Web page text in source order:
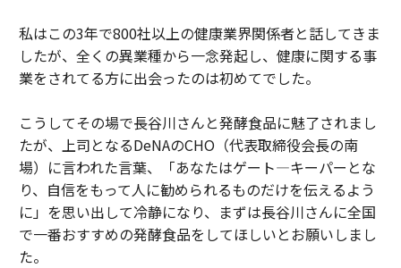
私はこの3年で800社以上の健康業界関係者と話してきま
したが、全くの異業種から一念発起し、健康に関する事
業をされてる方に出会ったのは初めてでした。
こうしてその場で長谷川さんと発酵食品に魅了されまし
たが、上司となるDeNAのCHO（代表取締役会長の南
場）に言われた言葉、「あなたはゲート―キーパーとな
り、自信をもって人に勧められるものだけを伝えるよう
に」を思い出して冷静になり、まずは長谷川さんに全国
で一番おすすめの発酵食品をしてほしいとお願いしまし
た。